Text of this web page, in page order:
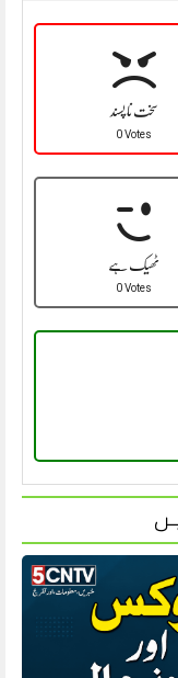
سخت نا پسند
0 Votes
ٹھیک ہے
0 Votes